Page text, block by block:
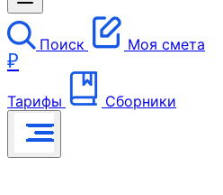
Поиск Моя смета
₽
Тарифы Сборники